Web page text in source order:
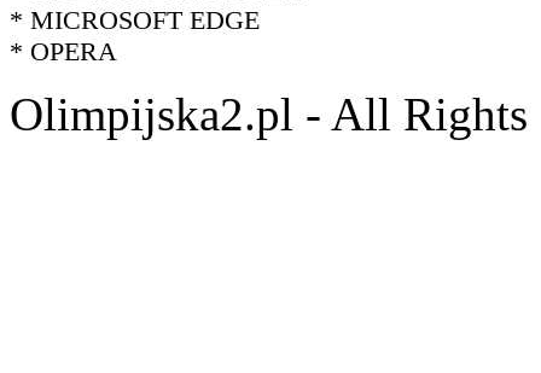
* MICROSOFT EDGE
* OPERA
Olimpijska2.pl - All Rights